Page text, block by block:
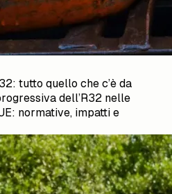
tutto quello che c’è da
dell’R32 nelle
normative, impatti e